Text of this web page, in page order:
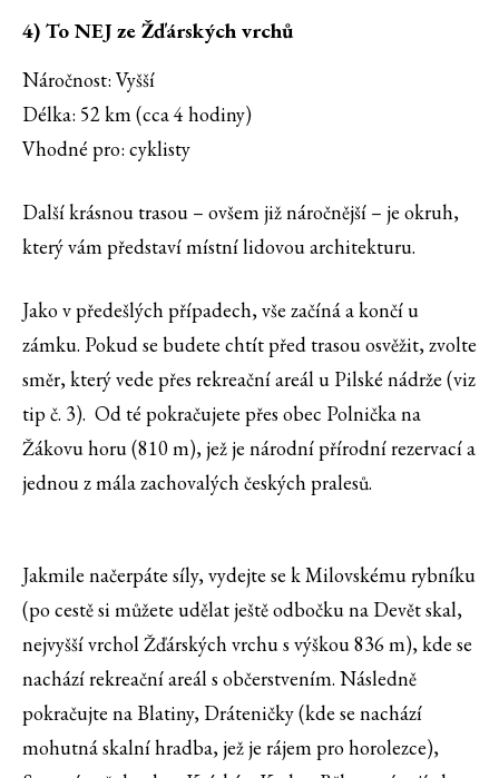
4) To NEJ ze Žďárských vrchů
Náročnost: Vyšší
Délka: 52 km (cca 4 hodiny)
Vhodné pro: cyklisty
Další krásnou trasou – ovšem již náročnější – je okruh,
který vám představí místní lidovou architekturu.
Jako v předešlých případech, vše začíná a končí u
zámku. Pokud se budete chtít před trasou osvěžit, zvolte
směr, který vede přes rekreační areál u Pilské nádrže (viz
tip č. 3). Od té pokračujete přes obec Polnička na
Žákovu horu (810 m), jež je národní přírodní rezervací a
jednou z mála zachovalých českých pralesů.
Jakmile načerpáte síly, vydejte se k Milovskému rybníku
(po cestě si můžete udělat ještě odbočku na Devět skal,
nejvyšší vrchol Žďárských vrchu s výškou 836 m), kde se
nachází rekreační areál s občerstvením. Následně
pokračujte na Blatiny, Dráteničky (kde se nachází
mohutná skalní hradba, jež je rájem pro horolezce),